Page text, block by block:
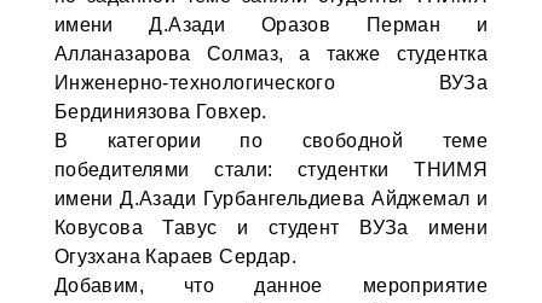
имени Д.Азади Оразов Перман и
Алланазарова Солмаз, а также студентка
Инженерно-технологического ВУЗа
Бердиниязова Говхер.
В категории по свободной теме
победителями стали: студентки ТНИМЯ
имени Д.Азади Гурбангельдиева Айджемал и
Ковусова Тавус и студент ВУЗа имени
Огузхана Караев Сердар.
Добавим, что данное мероприятие